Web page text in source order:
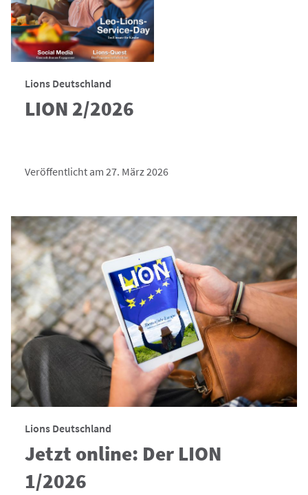
Lions Deutschland
LION 2/2026
Veröffentlicht am 27. März 2026
Lions Deutschland
Jetzt online: Der LION
1/2026